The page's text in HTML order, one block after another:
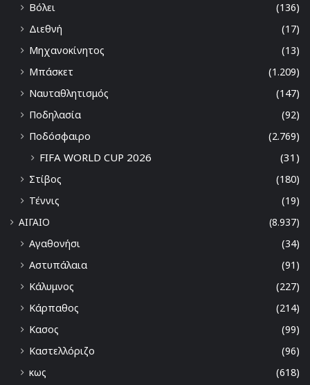
Βόλει
(136)
Διεθνή
(17)
Μηχανοκίνητος
(13)
Μπάσκετ
(1.209)
Ναυταθλητισμός
(147)
Ποδηλασία
(92)
Ποδόσφαιρο
(2.769)
FIFA WORLD CUP 2026 (31)
Στίβος
(180)
Τέννις
(19)
ΑΙΓΑΙΟ
(8.937)
Αγαθονήσι
(34)
Αστυπάλαια
(91)
Κάλυμνος
(227)
Κάρπαθος
(214)
Κασος
(99)
Καστελλόριζο
(96)
κως
(618)